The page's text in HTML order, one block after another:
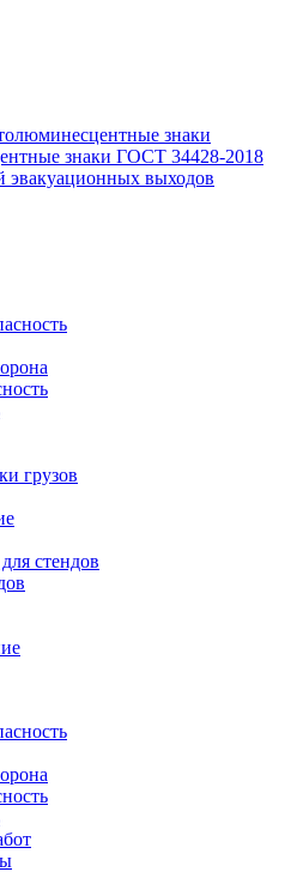
знаки
знаки ГОСТ 34428-2018
эвакуационных выходов
грузов
стендов